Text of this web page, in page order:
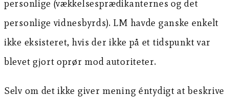
personlige (vækkelsesprædikanternes og det
personlige vidnesbyrds). LM havde ganske enkelt
ikke eksisteret, hvis der ikke på et tidspunkt var
blevet gjort oprør mod autoriteter.
Selv om det ikke giver mening éntydigt at beskrive